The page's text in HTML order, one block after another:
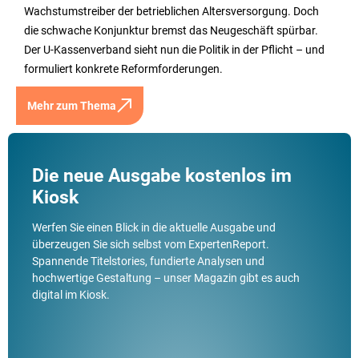
Wachstumstreiber der betrieblichen Altersversorgung. Doch
die schwache Konjunktur bremst das Neugeschäft spürbar.
Der U-Kassenverband sieht nun die Politik in der Pflicht – und
formuliert konkrete Reformforderungen.
Mehr zum Thema
Die neue Ausgabe kostenlos im
Kiosk
Werfen Sie einen Blick in die aktuelle Ausgabe und
überzeugen Sie sich selbst vom ExpertenReport.
Spannende Titelstories, fundierte Analysen und
hochwertige Gestaltung – unser Magazin gibt es auch
digital im Kiosk.